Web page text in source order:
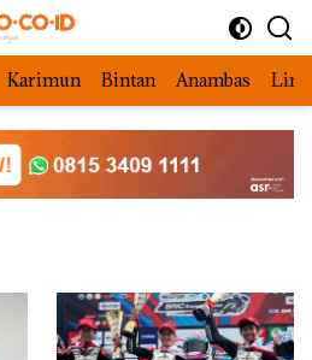
Karimun Bintan Anambas